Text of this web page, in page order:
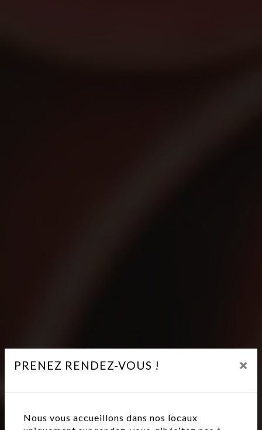
PRENEZ RENDEZ-VOUS ! ×
Nous vous accueillons dans nos locaux